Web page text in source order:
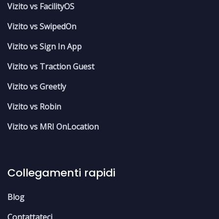
Vizito vs FacilityOS
Vizito vs SwipedOn
Vizito vs Sign In App
Vizito vs Traction Guest
Vizito vs Greetly
Vizito vs Robin
Vizito vs MRI OnLocation
Collegamenti rapidi
Blog